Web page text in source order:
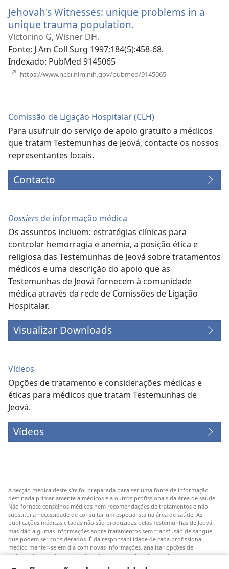
janela)
Jehovah's Witnesses: unique problems in a
unique trauma population.
nova
Victorino G, Wisner DH.
Fonte‎: J Am Coll Surg 1997;184(5):458-68.
Indexado‎: PubMed 9145065
https://www.ncbi.nlm.nih.gov/pubmed/9145065
Comissão de Ligação Hospitalar (CLH)
Para usufruir do serviço de apoio gratuito a médicos
que tratam Testemunhas de Jeová, contacte os nossos
representantes locais.
Contacto
Dossiers de informação médica
Os assuntos incluem: estratégias clínicas para
controlar hemorragia e anemia, a posição ética e
religiosa das Testemunhas de Jeová sobre tratamentos
médicos e uma descrição do apoio que as
Testemunhas de Jeová fornecem à comunidade
médica através da rede de Comissões de Ligação
Hospitalar.
Visualizar Downloads
Vídeos
Opções de tratamento e considerações médicas e
éticas para médicos que tratam Testemunhas de
Jeová.
Vídeos
A secção médica deste site foi preparada para ser uma fonte de informação
destinada primariamente a médicos e a outros profissionais da área de saúde.
Não fornece conselhos médicos nem recomendações de tratamentos e não
substitui a necessidade de consultar um especialista na área de saúde. As
publicações médicas citadas não são produzidas pelas Testemunhas de Jeová,
mas dão algumas informações sobre tratamentos sem transfusão de sangue
que podem ser considerados. É da responsabilidade de cada profissional
médico manter-se em dia com novas informações, analisar opções de
tratamento e ajudar os doentes a fazerem escolhas de acordo com a sua